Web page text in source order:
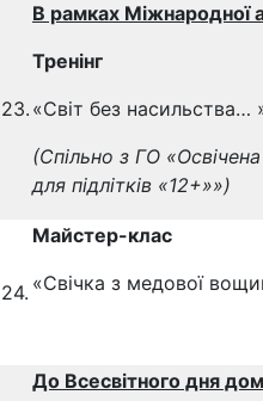
23.
В рамках Міжнародної
Тренінг
«Світ без насильства…
(Спільно з ГО
для підлітків «12+»»)
24.
Майстер-клас
«Свічка з медової
До Всесвітного дня